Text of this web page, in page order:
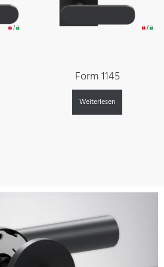
Form 1145
Weiterlesen